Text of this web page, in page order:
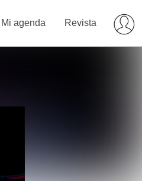
Mi agenda Revista